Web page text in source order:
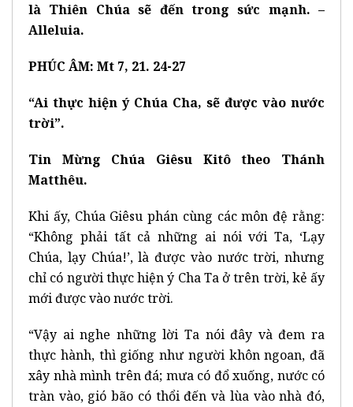
là Thiên Chúa sẽ đến trong sức mạnh. –
Alleluia.
PHÚC ÂM: Mt 7, 21. 24-27
“Ai thực hiện ý Chúa Cha, sẽ được vào nước
trời”.
Tin Mừng Chúa Giêsu Kitô theo Thánh
Matthêu.
Khi ấy, Chúa Giêsu phán cùng các môn đệ rằng:
“Không phải tất cả những ai nói với Ta, ‘Lạy
Chúa, lạy Chúa!’, là được vào nước trời, nhưng
chỉ có người thực hiện ý Cha Ta ở trên trời, kẻ ấy
mới được vào nước trời.
“Vậy ai nghe những lời Ta nói đây và đem ra
thực hành, thì giống như người khôn ngoan, đã
xây nhà mình trên đá; mưa có đổ xuống, nước có
tràn vào, gió bão có thổi đến và lùa vào nhà đó,